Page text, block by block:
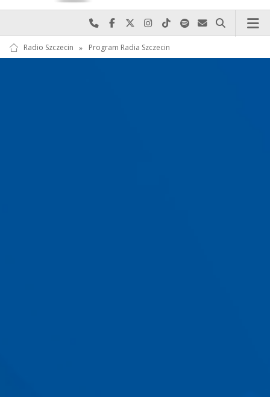
Najlepiej po prostu do nas zadzwoń
Odwiedź nas na Facebook-u
Odwiedź nas na X
Odwiedź nas na Instagram-ie
Odwiedź nas na TikTok-u
Szukaj nas na Spotify
Wyślij do nas
Szukaj
Radio Szczecin » Program Radia Szczecin